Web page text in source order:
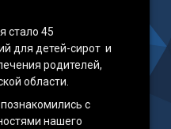
стало 45
для детей-сирот и
родителей,
области.
с
нашего